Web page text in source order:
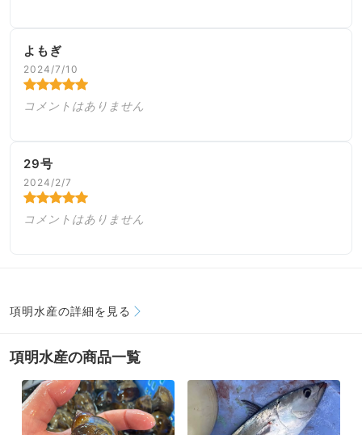
よもぎ
2024/7/10
コメントはありません
29号
2024/2/7
コメントはありません
項明水産の詳細を見る
項明水産の商品一覧